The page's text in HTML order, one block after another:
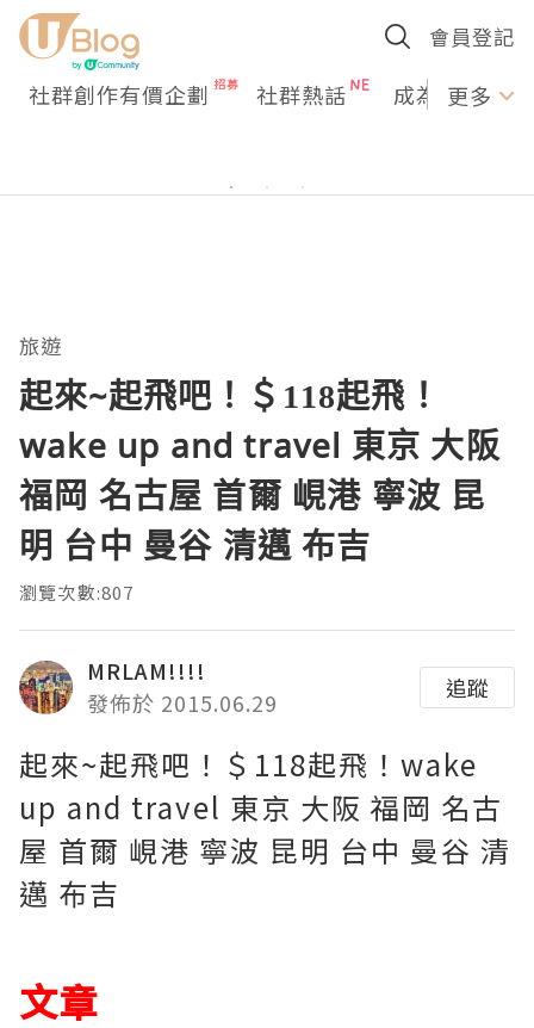
會員登記
社群創作有價企劃 社群熱話 成為U更多
旅遊
起來~起飛吧！＄118起飛！
wake up and travel 東京 大阪
福岡 名古屋 首爾 峴港 寧波 昆
明 台中 曼谷 清邁 布吉
瀏覽次數:807
MRLAM!!!!
發佈於 2015.06.29
追蹤
起來~起飛吧！＄118起飛！wake
up and travel 東京 大阪 福岡 名古
屋 首爾 峴港 寧波 昆明 台中 曼谷 清
邁 布吉
文章